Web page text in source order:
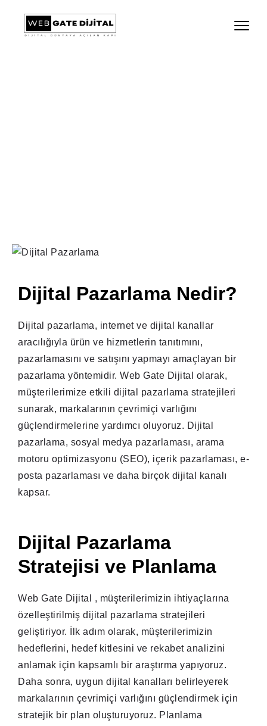
Dijital Pazarlama Nedir?
Dijital pazarlama, internet ve dijital kanallar
aracılığıyla ürün ve hizmetlerin tanıtımını,
pazarlamasını ve satışını yapmayı amaçlayan bir
pazarlama yöntemidir. Web Gate Dijital olarak,
müşterilerimize etkili dijital pazarlama stratejileri
sunarak, markalarının çevrimiçi varlığını
güçlendirmelerine yardımcı oluyoruz. Dijital
pazarlama, sosyal medya pazarlaması, arama
motoru optimizasyonu (SEO), içerik pazarlaması, e-
posta pazarlaması ve daha birçok dijital kanalı
kapsar.
Dijital Pazarlama
Stratejisi ve Planlama
Web Gate Dijital
, müşterilerimizin ihtiyaçlarına
özelleştirilmiş dijital pazarlama stratejileri
geliştiriyor. İlk adım olarak, müşterilerimizin
hedeflerini, hedef kitlesini ve rekabet analizini
anlamak için kapsamlı bir araştırma yapıyoruz.
Daha sonra, uygun dijital kanalları belirleyerek
markalarının çevrimiçi varlığını güçlendirmek için
stratejik bir plan oluşturuyoruz. Planlama